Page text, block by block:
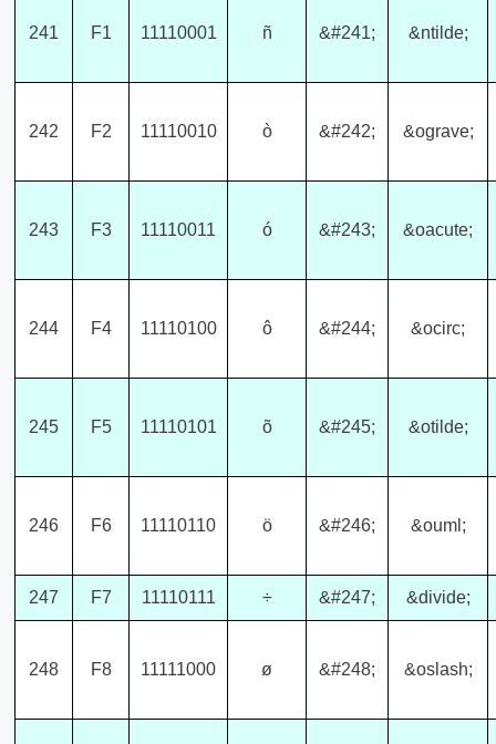
241 F1 11110001 ñ &#241; &ntilde;
242 F2 11110010 ò &#242; &ograve;
243 F3 11110011 ó &#243; &oacute;
244 F4 11110100 ô &#244; &ocirc;
245 F5 11110101 õ &#245; &otilde;
246 F6 11110110 ö &#246; &ouml;
247 F7 11110111 ÷ &#247; &divide;
248 F8 11111000 ø &#248; &oslash;